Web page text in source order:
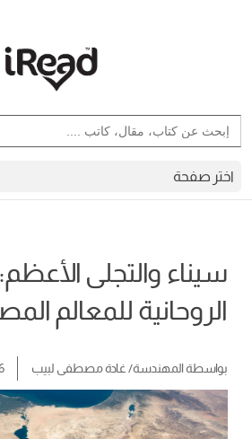
Search
for:
Search Button
اختر صفحة
سيناء والتجلى
الروحانية للمعالم
بواسطةالمهندسة/ غادة مصطفى لبيب 16